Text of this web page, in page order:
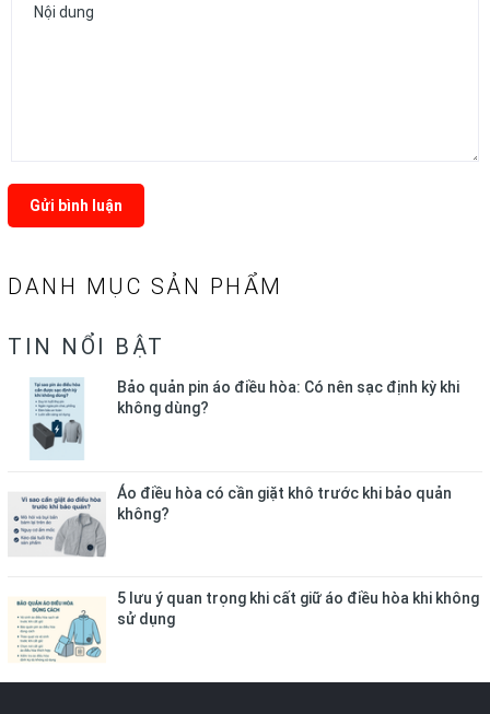
DANH MỤC SẢN PHẨM
TIN NỔI BẬT
Bảo quản pin áo điều hòa: Có nên sạc định kỳ khi
không dùng?
Áo điều hòa có cần giặt khô trước khi bảo quản
không?
5 lưu ý quan trọng khi cất giữ áo điều hòa khi không
sử dụng
Gửi bình luận